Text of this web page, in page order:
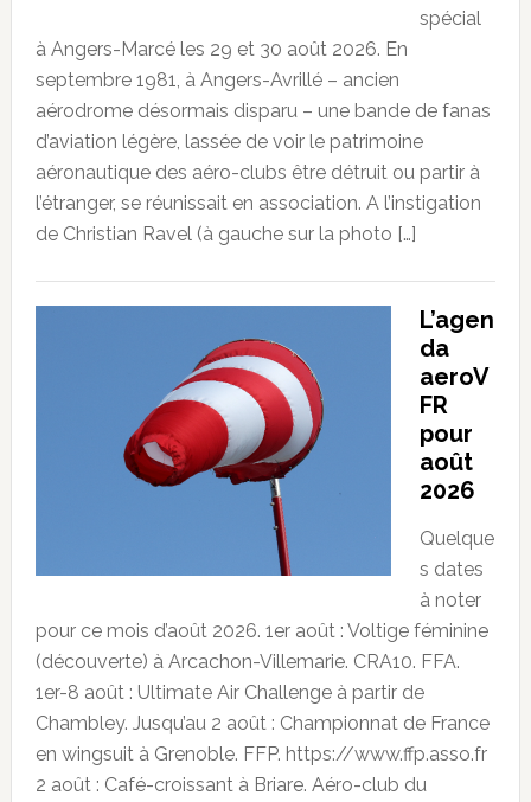
spécial
à Angers-Marcé les 29 et 30 août 2026. En
septembre 1981, à Angers-Avrillé – ancien
aérodrome désormais disparu – une bande de fanas
d’aviation légère, lassée de voir le patrimoine
aéronautique des aéro-clubs être détruit ou partir à
l’étranger, se réunissait en association. A l’instigation
de Christian Ravel (à gauche sur la photo […]
L’agen
da
aeroV
FR
pour
août
2026
Quelque
s dates
à noter
pour ce mois d’août 2026. 1er août : Voltige féminine
(découverte) à Arcachon-Villemarie. CRA10. FFA.
1er-8 août : Ultimate Air Challenge à partir de
Chambley. Jusqu’au 2 août : Championnat de France
en wingsuit à Grenoble. FFP. https://www.ffp.asso.fr
2 août : Café-croissant à Briare. Aéro-club du